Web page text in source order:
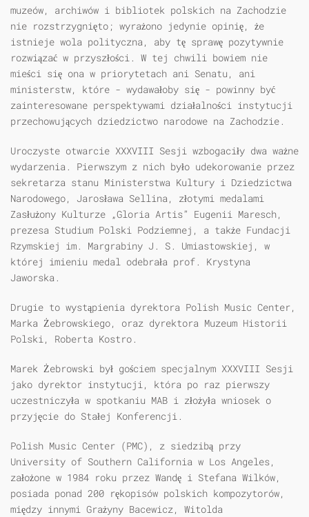
muzeów, archiwów i bibliotek polskich na Zachodzie
nie rozstrzygnięto; wyrażono jedynie opinię, że
istnieje wola polityczna, aby tę sprawę pozytywnie
rozwiązać w przyszłości. W tej chwili bowiem nie
mieści się ona w priorytetach ani Senatu, ani
ministerstw, które - wydawałoby się - powinny być
zainteresowane perspektywami działalności instytucji
przechowujących dziedzictwo narodowe na Zachodzie.
Uroczyste otwarcie XXXVIII Sesji wzbogaciły dwa ważne
wydarzenia. Pierwszym z nich było udekorowanie przez
sekretarza stanu Ministerstwa Kultury i Dziedzictwa
Narodowego, Jarosława Sellina, złotymi medalami
Zasłużony Kulturze „Gloria Artis” Eugenii Maresch,
prezesa Studium Polski Podziemnej, a także Fundacji
Rzymskiej im. Margrabiny J. S. Umiastowskiej, w
której imieniu medal odebrała prof. Krystyna
Jaworska.
Drugie to wystąpienia dyrektora Polish Music Center,
Marka Żebrowskiego, oraz dyrektora Muzeum Historii
Polski, Roberta Kostro.
Marek Żebrowski był gościem specjalnym XXXVIII Sesji
jako dyrektor instytucji, która po raz pierwszy
uczestniczyła w spotkaniu MAB i złożyła wniosek o
przyjęcie do Stałej Konferencji.
Polish Music Center (PMC), z siedzibą przy
University of Southern California w Los Angeles,
założone w 1984 roku przez Wandę i Stefana Wilków,
posiada ponad 200 rękopisów polskich kompozytorów,
między innymi Grażyny Bacewicz, Witolda